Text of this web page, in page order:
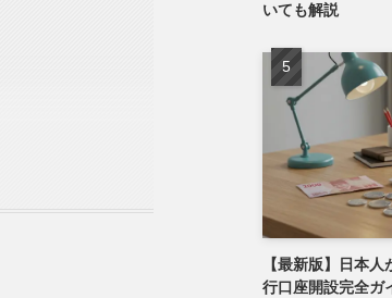
いても解説
【最新版】日本
行口座開設完全ガ